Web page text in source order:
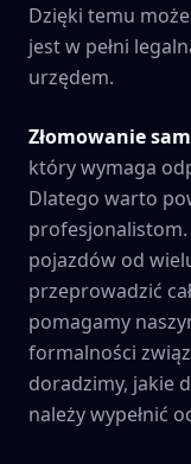
Dzięki temu
jest w pełni
urzędem.
Złomowanie
który wymaga
Dlatego warto
pojazdów od
przeprowadzić
pomagamy
formalności
doradzimy, jakie
należy wypełnić